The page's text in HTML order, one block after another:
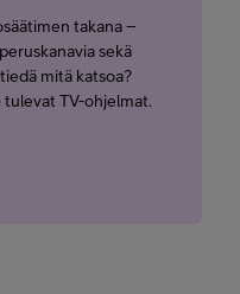
takana –
sekä
mitä katsoa?
TV-ohjelmat.